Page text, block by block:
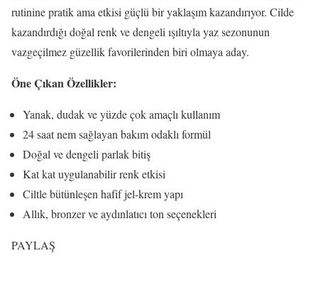
rutinine pratik ama etkisi güçlü bir yaklaşım kazandırıyor. Cilde
kazandırdığı doğal renk ve dengeli ışıltıyla yaz sezonunun
vazgeçilmez güzellik favorilerinden biri olmaya aday.
Öne Çıkan Özellikler:
Yanak, dudak ve yüzde çok amaçlı kullanım
24 saat nem sağlayan bakım odaklı formül
Doğal ve dengeli parlak bitiş
Kat kat uygulanabilir renk etkisi
Ciltle bütünleşen hafif jel-krem yapı
Allık, bronzer ve aydınlatıcı ton seçenekleri
PAYLAŞ